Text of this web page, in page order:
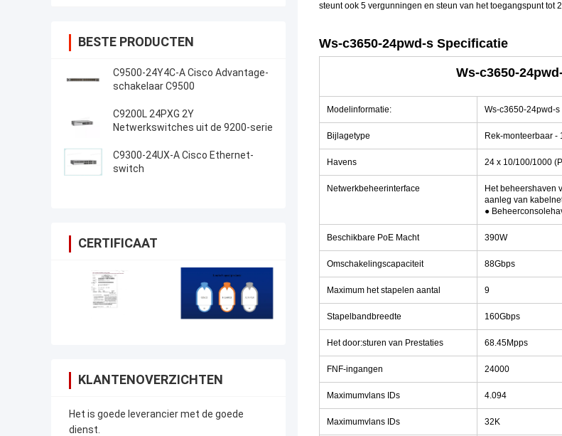
BESTE PRODUCTEN
C9500-24Y4C-A Cisco Advantage-
schakelaar C9500
C9200L 24PXG 2Y
Netwerkswitches uit de 9200-serie
C9300-24UX-A Cisco Ethernet-
switch
CERTIFICAAT
KLANTENOVERZICHTEN
Het is goede leverancier met de goede
dienst.
steunt ook 5 vergunningen en steun van het toegangspunt tot
Ws-c3650-24pwd-s Specificatie
Ws-c3650-
Modelinformatie: Ws-c3650-24pwd-
Bijlagetype Rek-monteerbaar -
Havens 24 x 10/100/1000
Netwerkbeheerinterface Het beheershaven
aanleg van
●
Beschikbare PoE Macht 390W
Omschakelingscapaciteit 88Gbps
Maximum het stapelen aantal 9
Stapelbandbreedte 160Gbps
Het door:sturen van Prestaties 68.45Mpps
FNF-ingangen 24000
Maximumvlans IDs 4.094
Maximumvlans IDs 32K